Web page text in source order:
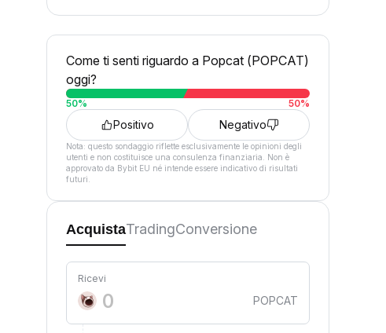
Come ti senti riguardo a Popcat (POPCAT)
oggi?
50% 50%
Positivo Negativo
Nota: questo sondaggio riflette esclusivamente le opinioni degli
utenti e non costituisce una consulenza finanziaria. Non è
approvato da Bybit EU né intende essere indicativo di risultati
futuri.
AcquistaTradingConversione
Ricevi
POPCAT